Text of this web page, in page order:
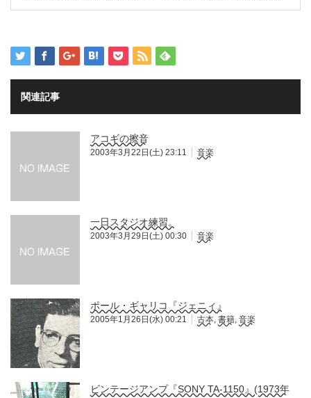
関連記事
アコギの擦音
2003年3月22日(土) 23:11 音楽
一日スタジオ練習。
2003年3月29日(土) 00:30 音楽
ポール・ギャリコ『ジェニィ』
2005年1月26日(水) 00:21 古本, 書籍, 音楽
ビンテージアンプ『SONY TA-1150』(1973年